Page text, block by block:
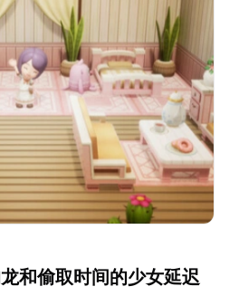
和偷取时间的少女延迟